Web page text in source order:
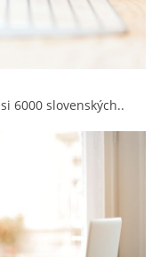
6000 slovenských..